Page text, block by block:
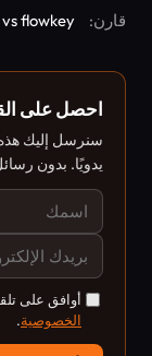
قارن: flowkey
احصل على
يدويًا. بدون
أوافق على
الخصوصية.